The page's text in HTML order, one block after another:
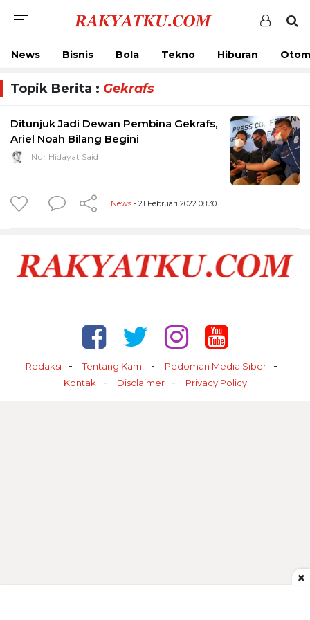
News Bisnis Bola Tekno Hiburan
Topik Berita : Gekrafs
Ditunjuk Jadi Dewan Pembina Gekrafs,
Ariel Noah Bilang Begini
Nur Hidayat Said
News - 21 Februari 2022 08:30
Redaksi Tentang Kami
Pedoman Media Siber
Kontak
Disclaimer Privacy Policy
×